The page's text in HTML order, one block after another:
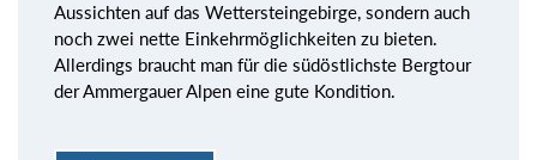
Aussichten auf das Wettersteingebirge, sondern auch
noch zwei nette Einkehrmöglichkeiten zu bieten.
Allerdings braucht man für die südöstlichste Bergtour
der Ammergauer Alpen eine gute Kondition.